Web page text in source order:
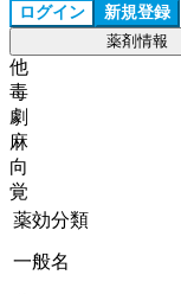
ログイン 新規登録
薬剤情報
他
毒
劇
麻
向
覚
薬効分類
一般名